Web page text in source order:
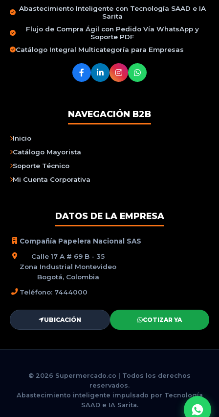
Abastecimiento Inteligente con Tecnología SAAD e IA
Sarita
Flujo de Compra Ágil con Pedido Vía WhatsApp y
Soporte PDF
Catálogo Integral Multicategoría para Empresas
NAVEGACIÓN B2B
Inicio
Catálogo Mayorista
Soporte Técnico
Mi Cuenta Corporativa
DATOS DE LA EMPRESA
Compañía Papelera Nacional SAS
Calle 17 A # 69 B - 35
Zona Industrial Montevideo
Bogotá, Colombia
Teléfono: 7444000
UBICACIÓN COTIZAR YA
© 2026 Supermercado.co | Todos los derechos
reservados.
Abastecimiento inteligente impulsado por Tecnología
SAAD e IA Sarita.